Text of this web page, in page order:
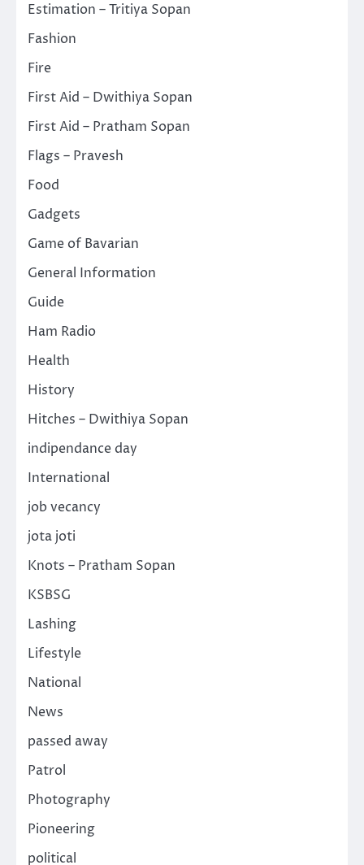
Estimation – Tritiya Sopan
Fashion
Fire
First Aid – Dwithiya Sopan
First Aid – Pratham Sopan
Flags – Pravesh
Food
Gadgets
Game of Bavarian
General Information
Guide
Ham Radio
Health
History
Hitches – Dwithiya Sopan
indipendance day
International
job vecancy
jota joti
Knots – Pratham Sopan
KSBSG
Lashing
Lifestyle
National
News
passed away
Patrol
Photography
Pioneering
political